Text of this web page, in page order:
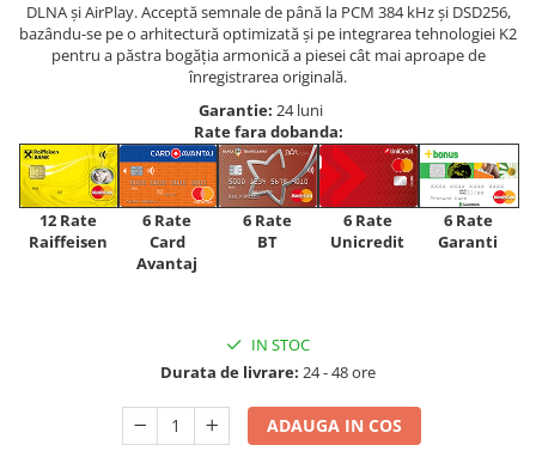
DLNA și AirPlay. Acceptă semnale de până la PCM 384 kHz și DSD256,
bazându-se pe o arhitectură optimizată și pe integrarea tehnologiei K2
pentru a păstra bogăția armonică a piesei cât mai aproape de
înregistrarea originală.
Garantie: 24 luni
Rate fara dobanda:
12 Rate
Raiffeisen
6 Rate
Card
Avantaj
6 Rate
BT
6 Rate
Unicredit
6 Rate
Garanti
IN STOC
Durata de livrare: 24 - 48 ore
ADAUGA IN COS